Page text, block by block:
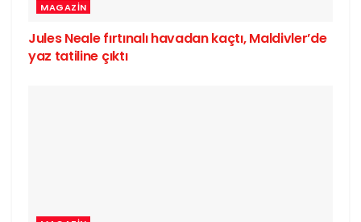
MAGAZIN
Jules Neale fırtınalı havadan kaçtı, Maldivler’de
yaz tatiline çıktı